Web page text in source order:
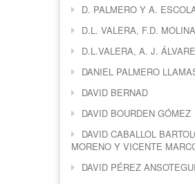
D. PALMERO Y A.
D.L. VALERA, F.D.
D.L.VALERA, A. J.
DANIEL PALMERO
DAVID BERNAD
DAVID BOURDEN GÓMEZ
DAVID CABALLOL
MORENO Y VICENTE
DAVID PÉREZ ANSOTEGUI